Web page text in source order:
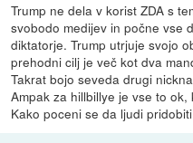
Trump ne dela v korist ZDA s
svobodo medijev in počne vse
diktatorje. Trump utrjuje svojo
prehodni cilj je več kot dva
Takrat bojo seveda drugi
Ampak za hillbillye je vse to
Kako poceni se da ljudi